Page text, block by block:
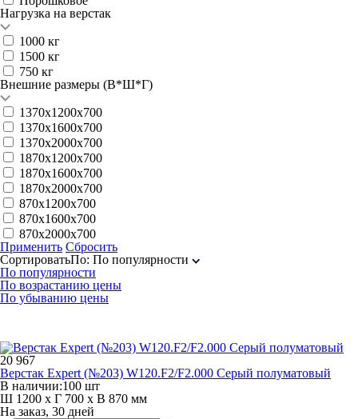
Нагрузка на верстак
1000 кг
1500 кг
750 кг
Внешние размеры (В*Ш*Г)
1370х1200х700
1370х1600х700
1370х2000х700
1870х1200х700
1870х1600х700
1870х2000х700
870х1200х700
870х1600х700
870х2000х700
Применить Сбросить
СортироватьПо: По популярности
По популярности
По возрастанию цены
По убыванию цены
20 967
Верстак Expert (№203) W120.F2/F2.000 Серый полуматовый
В наличии:100 шт
Ш 1200 x Г 700 x В 870 мм
На заказ, 30 дней